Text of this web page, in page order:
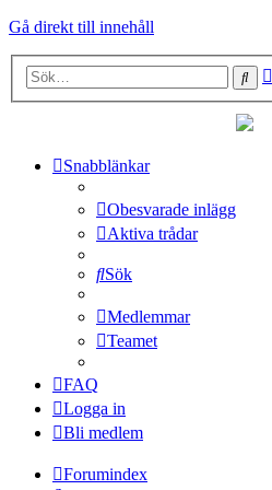
Gå direkt till innehåll
Sök
Snabblänkar
Obesvarade inlägg
Aktiva trådar
Sök
Medlemmar
Teamet
FAQ
Logga in
Bli medlem
Forumindex